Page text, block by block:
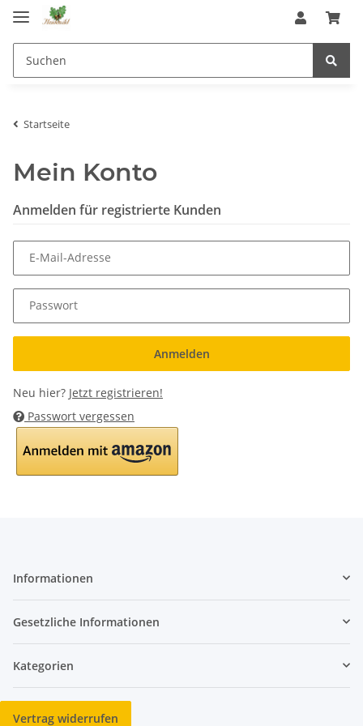
Startseite
Mein Konto
Anmelden für registrierte Kunden
E-Mail-Adresse
Passwort
Anmelden
Neu hier? Jetzt registrieren!
Passwort vergessen
Informationen
Gesetzliche Informationen
Kategorien
Vertrag widerrufen